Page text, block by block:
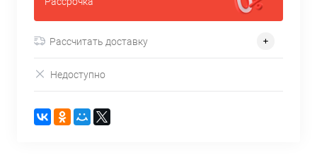
Рассчитать доставку
Недоступно